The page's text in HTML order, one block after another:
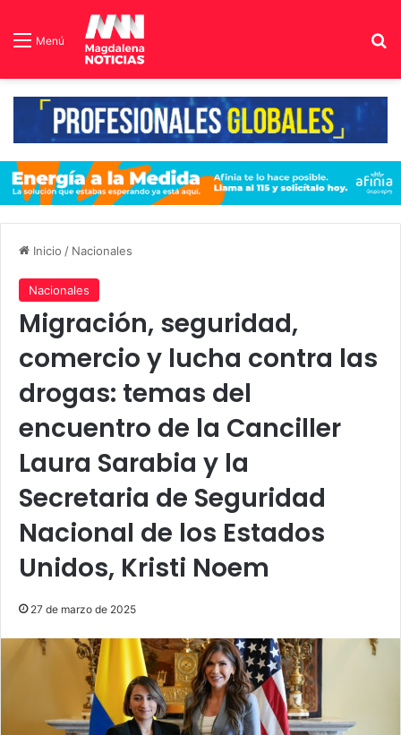
Menú
Inicio / Nacionales
Nacionales
Migración, seguridad,
comercio y lucha contra las
drogas: temas del
encuentro de la Canciller
Laura Sarabia y la
Secretaria de Seguridad
Nacional de los Estados
Unidos, Kristi Noem
27 de marzo de 2025